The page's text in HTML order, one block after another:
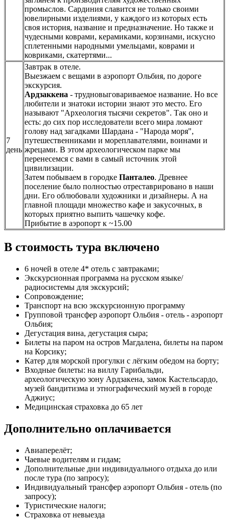
промыслов. Сардиния славится не только своими
ювелирными изделиями, у каждого из которых есть
своя история, название и предназначение. Но также и
чудесными коврами, керамиками, корзинами, искусно
сплетенными народными умельцами, коврами и
ковриками, скатертями...
7
день
Завтрак в отеле.
Выезжаем с вещами в аэропорт Ольбия, по дороге
экскурсия.
Ардзаккена - трудновыговариваемое название. Но все
любители и знатоки истории знают это место. Его
называют "Археология тысячи секретов". Так оно и
есть: до сих пор исследователи всего мира ломают
голову над загадками Шардана - "Народа моря",
путешественниками и мореплавателями, воинами и
жрецами. В этом археологическом парке мы
перенесемся с вами в самый источник этой
цивилизации.
Затем побываем в городке Панталео. Древнее
поселение было полностью отреставрировано в наши
дни. Его облюбовали художники и дизайнеры. А на
главной площади множество кафе и закусочных, в
которых приятно выпить чашечку кофе.
Прибытие в аэропорт к ~15.00
В стоимость тура включено
6 ночей в отеле 4* отель c завтраками;
Экскурсионная программа на русском языке/
радиосистемы для экскурсий;
Сопровождение;
Транспорт на всю экскурсионную программу
Групповой трансфер аэропорт Ольбия - отель - аэропорт
Ольбия;
Дегустация вина, дегустация сыра;
Билеты на паром на остров Магдалена, билеты на паром
на Корсику;
Катер для морской прогулки с лёгким обедом на борту;
Входные билеты: на виллу Гарибальди,
археологическую зону Ардзакена, замок Кастельсардо,
музей бандитизма и этнографический музей в городе
Аджиус;
Медицинская страховка до 65 лет
Дополнительно оплачивается
Авиаперелёт;
Чаевые водителям и гидам;
Дополнительные дни индивидуального отдыха до или
после тура (по запросу);
Индивидуальный трансфер аэропорт Ольбия - отель (по
запросу);
Туристические налоги;
Страховка от невыезда